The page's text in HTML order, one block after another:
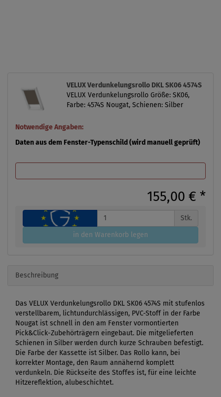
VELUX Verdunkelungsrollo DKL SK06 4574S
VELUX Verdunkelungsrollo Größe: SK06,
Farbe: 4574S Nougat, Schienen: Silber
Notwendige Angaben:
Daten aus dem Fenster-Typenschild (wird manuell geprüft)
155,00 € *
Stk.
in den Warenkorb legen
Beschreibung
Das VELUX Verdunkelungsrollo DKL SK06 4574S mit stufenlos
verstellbarem, lichtundurchlässigen, PVC-Stoff in der Farbe
Nougat ist schnell in den am Fenster vormontierten
Pick&Click-Zubehörträgern eingebaut. Die mitgelieferten
Schienen in Silber werden durch kurze Schrauben befestigt.
Die Farbe der Kassette ist Silber. Das Rollo kann, bei
korrekter Montage, den Raum annähernd komplett
verdunkeln. Die Rückseite des Stoffes ist, für eine leichte
Hitzereflektion, alubeschichtet.